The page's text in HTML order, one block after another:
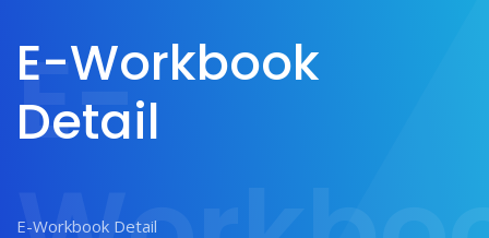
E-Workbook
Detail
E-